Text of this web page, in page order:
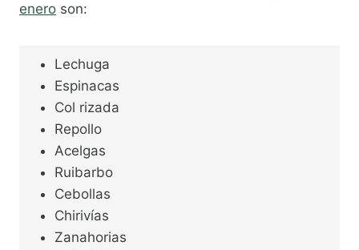
enero son:
Lechuga
Espinacas
Col rizada
Repollo
Acelgas
Ruibarbo
Cebollas
Chirivías
Zanahorias